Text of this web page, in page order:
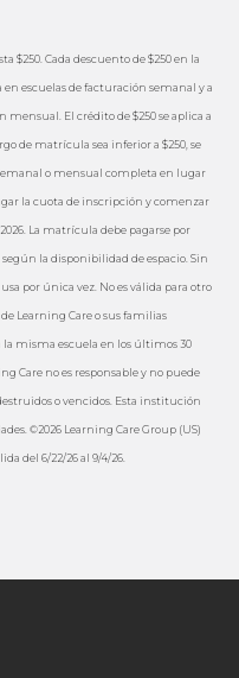
$250. Cada descuento de $250 en la
escuelas de facturación semanal y a
El crédito de $250 se aplica a
de matrícula sea inferior a $250, se
o mensual completa en lugar
la cuota de inscripción y comenzar
La matrícula debe pagarse por
la disponibilidad de espacio. Sin
por única vez. No es válida para otro
Learning Care o sus familias
misma escuela en los últimos 30
Care no es responsable y no puede
o vencidos. Esta institución
©2026 Learning Care Group (US)
del 6/22/26 al 9/4/26.